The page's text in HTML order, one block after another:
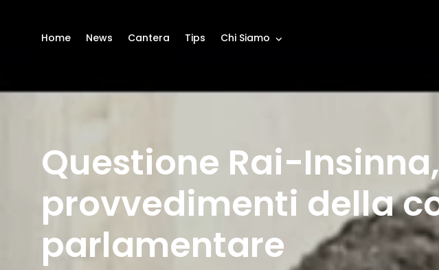
Home News Cantera Tips Chi Siamo
Questione Rai-
provvedimenti della
parlamentare